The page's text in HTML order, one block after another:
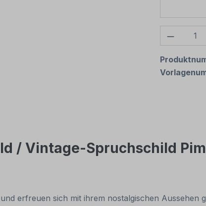
/ Vintage-Spruchschild
erfreuen sich mit ihrem nostalgischen Aussehen